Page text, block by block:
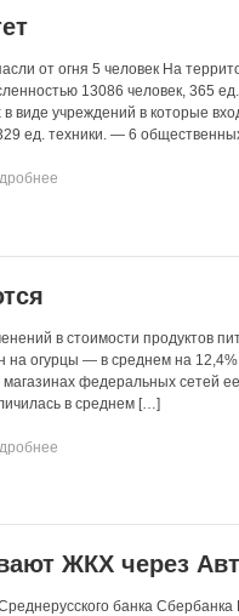
от огня 5 человек На
13086 человек, 365
виде учреждений в которые
ед. техники. — 6
в стоимости продуктов
огурцы — в среднем на
федеральных сетей
в среднем […]
ЖКХ через
банка Сбербанка